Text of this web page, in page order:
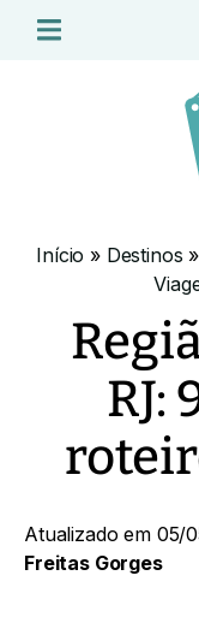
Início » Destinos »
RJ:
Atualizado em 05/
Freitas Gorges